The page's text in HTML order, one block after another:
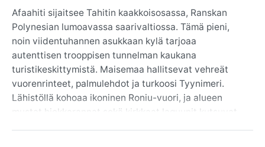
Afaahiti sijaitsee Tahitin kaakkoisosassa, Ranskan
Polynesian lumoavassa saarivaltiossa. Tämä pieni,
noin viidentuhannen asukkaan kylä tarjoaa
autenttisen trooppisen tunnelman kaukana
turistikeskittymistä. Maisemaa hallitsevat vehreät
vuorenrinteet, palmulehdot ja turkoosi Tyynimeri.
Lähistöllä kohoaa ikoninen Roniu-vuori, ja alueen
mustat hiekkarannat sekä kirkkaat laguunit kutsuvat